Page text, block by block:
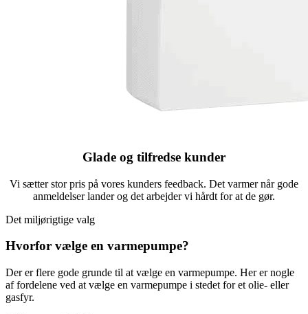
Glade og tilfredse kunder
Vi sætter stor pris på vores kunders feedback. Det varmer når gode
anmeldelser lander og det arbejder vi hårdt for at de gør.
Det miljørigtige valg
Hvorfor vælge en varmepumpe?
Der er flere gode grunde til at vælge en varmepumpe. Her er nogle
af fordelene ved at vælge en varmepumpe i stedet for et olie- eller
gasfyr.